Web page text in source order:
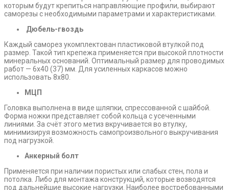
которым будут крепиться направляющие профили, выбирают
саморезы с необходимыми параметрами и характеристиками.
Дюбель-гвоздь
Каждый саморез укомплектован пластиковой втулкой под
размер. Такой тип крепежа применяется при высокой плотности
минеральных оснований. Оптимальный размер для проводимых
работ — 6х40 (37) мм. Для усиленных каркасов можно
использовать 8х80.
МЦП
Головка выполнена в виде шляпки, спрессованной с шайбой.
Форма ножки представляет собой кольца с усеченными
линиями. За счёт этого метиз вкручивается во втулку,
минимизируя возможность самопроизвольного выкручивания
под нагрузкой.
Анкерный болт
Применяется при наличии пористых или слабых стен, пола и
потолка. Либо для монтажа конструкций, которые возводятся
под дальнейшие высокие нагрузки. Наиболее востребованными